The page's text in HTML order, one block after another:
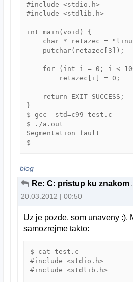
#include <stdio.h>
#include <stdlib.h>
int main(void) {
char * retazec =
    putchar(retazec[3]);
for (int i = 0; i <
        retazec[i] = 0;
    return EXIT_SUCCESS;
}
$ gcc -
$ ./a.out
Segmentation fault
blog
20.03.2012 | 00:50
Uz je pozde, som unaveny :).
samozrejme takto:
$ cat test.c
#include <stdio.h>
#include <stdlib.h>